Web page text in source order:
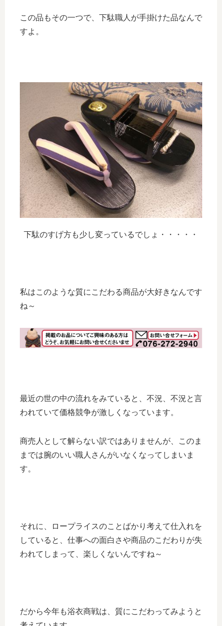
この品もその一つで、下駄職人が手掛けた品なんで
すよ。
下駄のすげ方も少し変っているでしょ・・・・・
私はこのような質にこだわる商品が大好きなんです
ね～
最近の世の中の流れをみていると、不況、不況と言
われていて価格競争が激しくなっています。
商売人として解らない訳ではありませんが、このま
までは腕のいい職人さんがいなくなってしまいま
す。
それに、ロープライスのことばかり考えて仕入れを
していると、仕事への面白さや商品のこだわりが失
われてしまって、楽しくないんですね～
だから今年も浴衣商戦は、質にこだわってみようと